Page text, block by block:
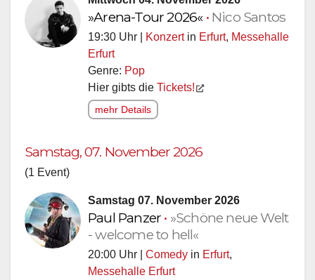
»Arena-Tour 2026« • Nico Santos
19:30 Uhr | Konzertin Erfurt, Messehalle
Erfurt
Genre: Pop
Hier gibts die Tickets!
mehr Details
Samstag, 07. November 2026
(1 Event)
Samstag 07. November 2026
Paul Panzer • »Schöne neue Welt
- welcome to hell«
20:00 Uhr | Comedy in Erfurt,
Messehalle Erfurt